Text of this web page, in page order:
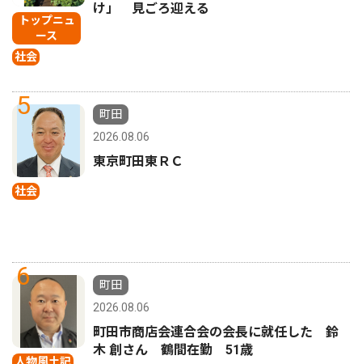
トップニュ
ース
社会
け」 見ごろ迎える
5
社会
町田
2026.08.06
東京町田東ＲＣ
6
町田
2026.08.06
町田市商店会連合会の会長に就任した 鈴
木 創さん 鶴間在勤 51歳